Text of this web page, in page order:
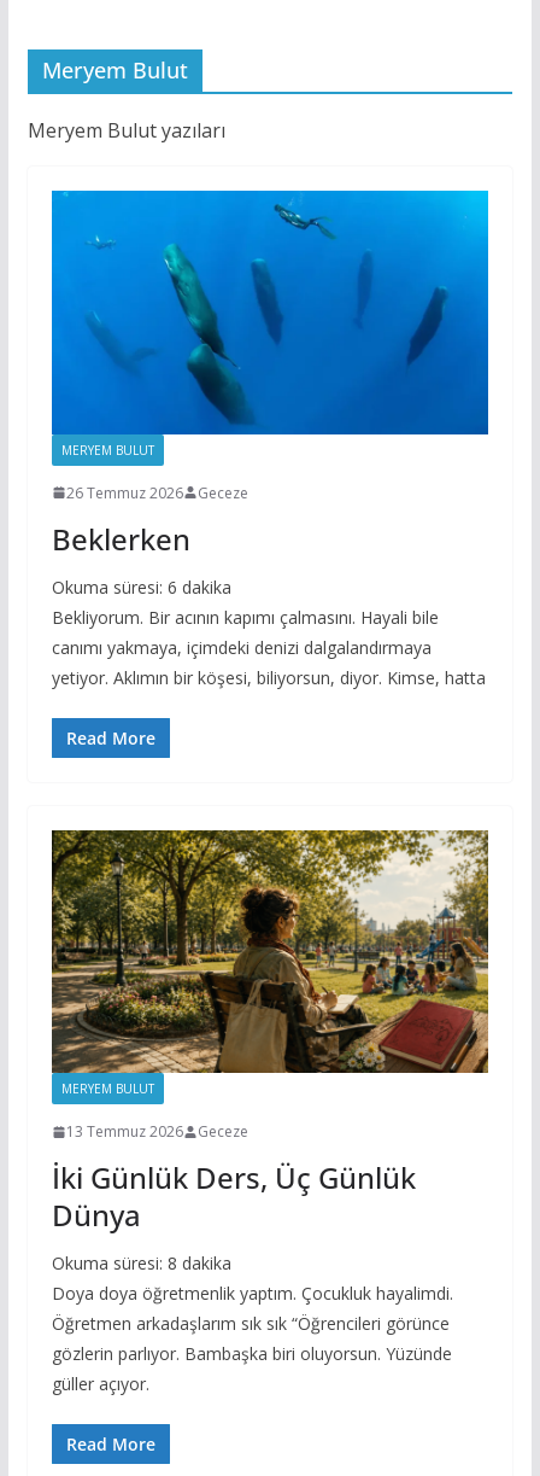
Meryem Bulut
Meryem Bulut yazıları
MERYEM BULUT
26 Temmuz 2026 Geceze
Beklerken
Okuma süresi: 6 dakika
Bekliyorum. Bir acının kapımı çalmasını. Hayali bile
canımı yakmaya, içimdeki denizi dalgalandırmaya
yetiyor. Aklımın bir köşesi, biliyorsun, diyor. Kimse, hatta
Read More
MERYEM BULUT
13 Temmuz 2026 Geceze
İki Günlük Ders, Üç Günlük
Dünya
Okuma süresi: 8 dakika
Doya doya öğretmenlik yaptım. Çocukluk hayalimdi.
Öğretmen arkadaşlarım sık sık “Öğrencileri görünce
gözlerin parlıyor. Bambaşka biri oluyorsun. Yüzünde
güller açıyor.
Read More